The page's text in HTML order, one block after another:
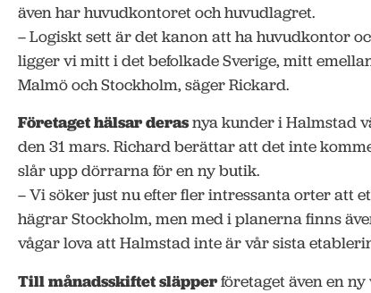
även har huvudkontoret och huvudlagret.
– Logiskt sett är det kanon att ha huvudkontor
ligger vi mitt i det befolkade Sverige, mitt
Malmö och Stockholm, säger Rickard.
Företaget hälsar derasnya kunder i Halmstad
den 31 mars. Richard berättar att det inte
slår upp dörrarna för en ny butik.
– Vi söker just nu efter fler intressanta orter att
hägrar Stockholm, men med i planerna finns
vågar lova att Halmstad inte är vår sista
Till månadsskiftet släpperföretaget även en